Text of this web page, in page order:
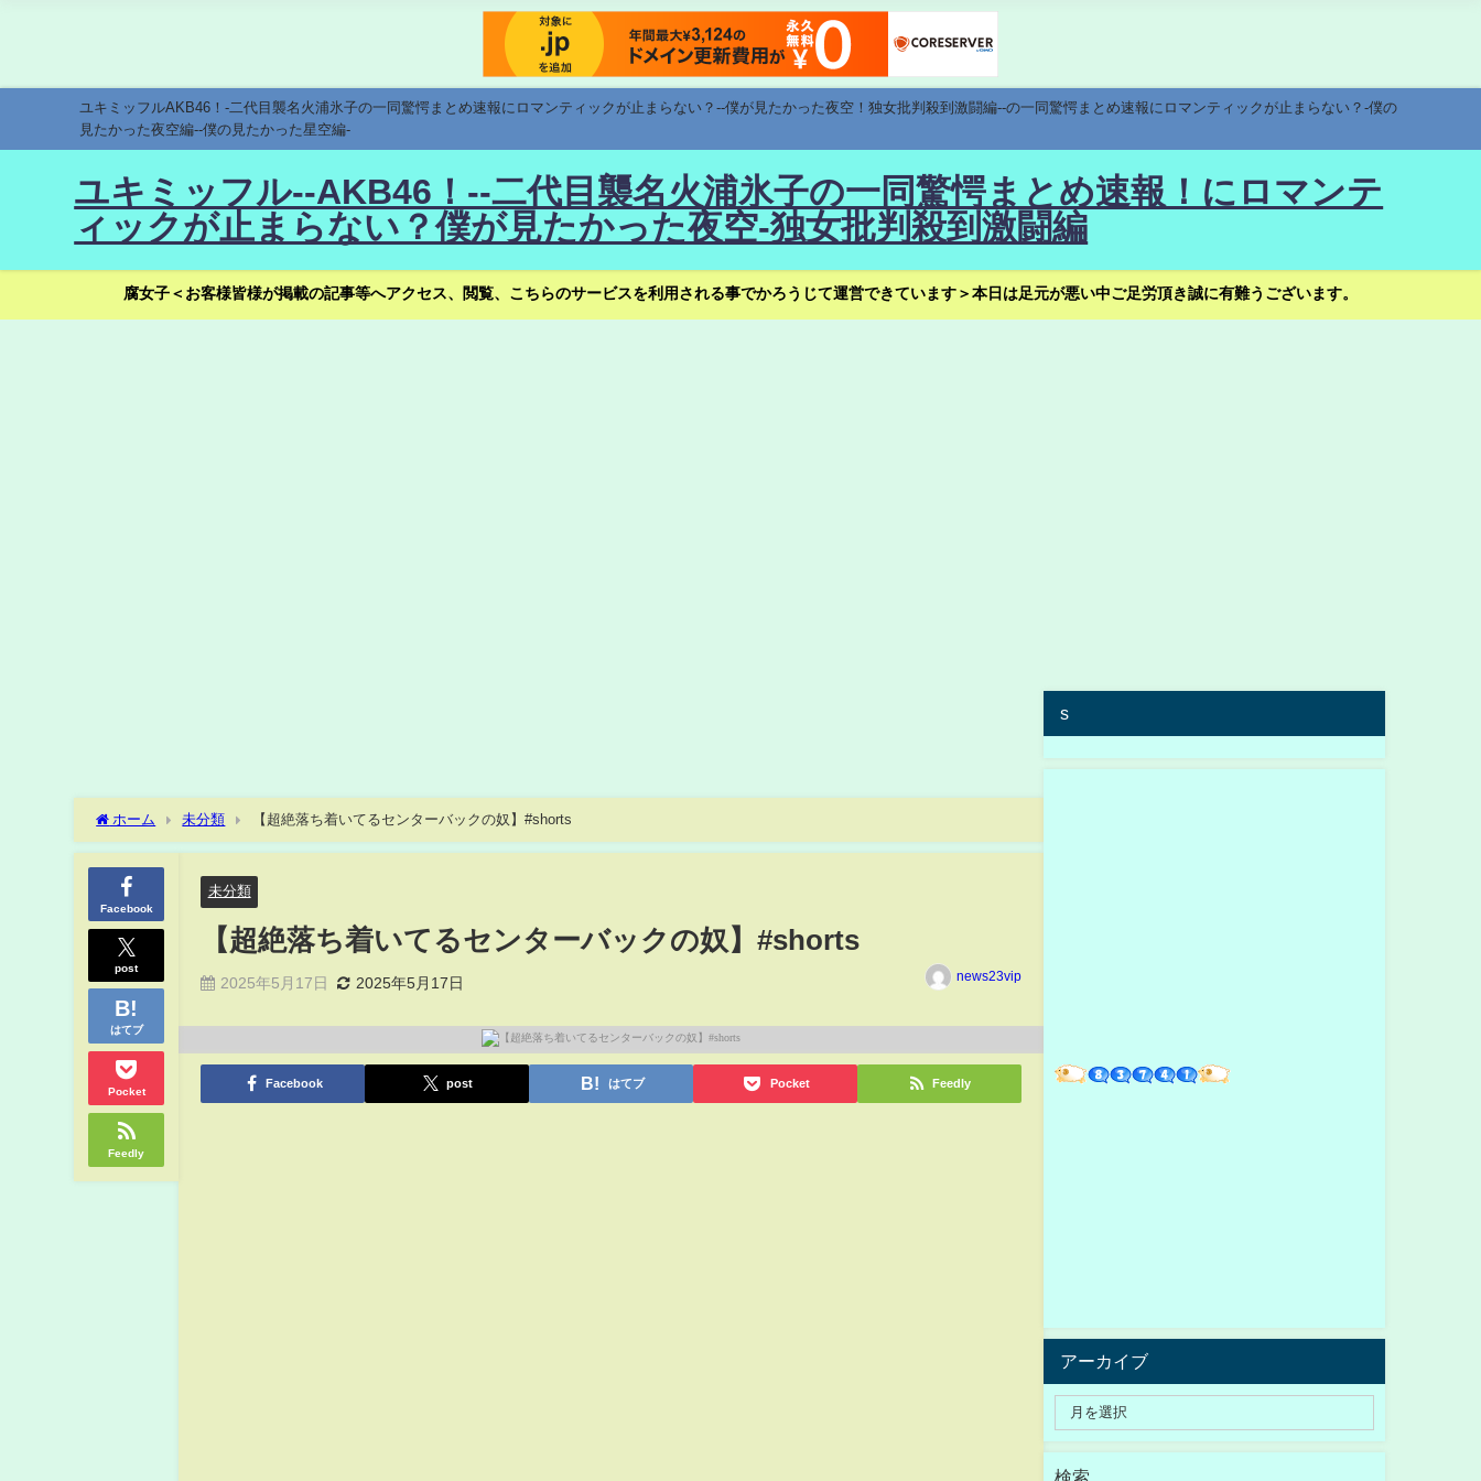
ユキミッフルAKB46！-二代目襲名火浦氷子の一同驚愕まとめ速報にロマンティックが止まらない？--僕が見たかった夜空！独女批判殺到激闘編--の一同驚愕まとめ速報にロマンティックが止まらない？-僕の
見たかった夜空編--僕の見たかった星空編-
ユキミッフル--AKB46！--二代目襲名火浦氷子の一同驚愕まとめ速報！にロマンテ
ィックが止まらない？僕が見たかった夜空-独女批判殺到激闘編
腐女子＜お客様皆様が掲載の記事等へアクセス、閲覧、こちらのサービスを利用される事でかろうじて運営できています＞本日は足元が悪い中ご足労頂き誠に有難うございます。
ホーム 未分類 【超絶落ち着いてるセンターバックの奴】#shorts
Facebook
post
はてブ
Pocket
Feedly
未分類
【超絶落ち着いてるセンターバックの奴】#shorts
2025年5月17日 2025年5月17日 news23vip
Facebook post はてブ Pocket Feedly
s
アーカイブ
検索